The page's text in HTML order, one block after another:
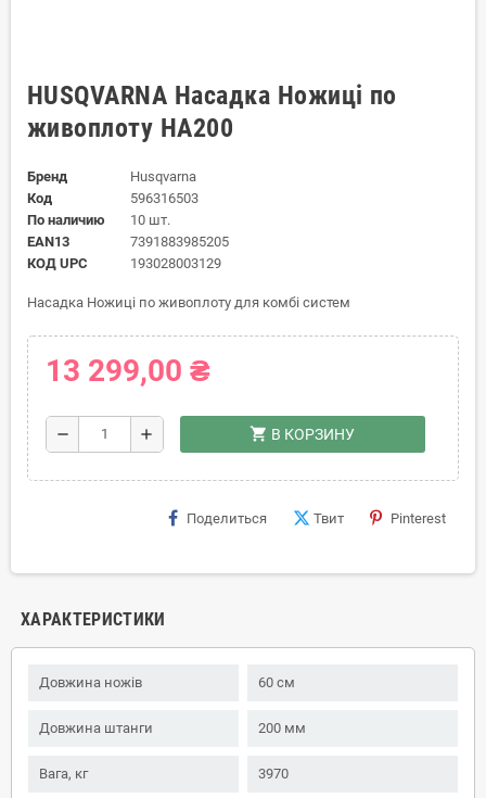
HUSQVARNA Насадка Ножиці по
живоплоту HA200
Бренд
Husqvarna
Код
596316503
По наличию
10 шт.
EAN13
7391883985205
КОД UPC
193028003129
Насадка Ножиці по живоплоту для комбі систем
13 299,00 ₴
remove add shopping_cart В КОРЗИНУ
Поделиться Твит Pinterest
ХАРАКТЕРИСТИКИ
Довжина ножів 60 см
Довжина штанги 200 мм
Вага, кг 3970